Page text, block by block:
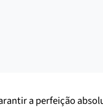
a perfeição